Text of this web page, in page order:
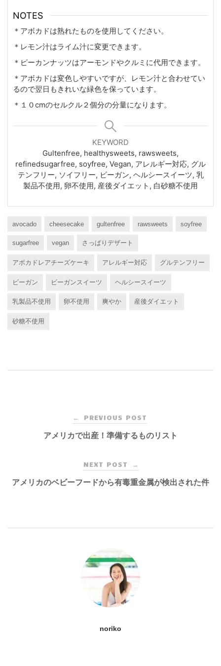
NOTES
＊アボカドは熟れたものを使用してください。
＊レモン汁はライム汁に変更できます。
＊ピーカンナッツはアーモンドやクルミに代用できます。
＊アボカドは変色しやすいですが、レモン汁と合わせてい
るので翌日もきれいな緑色を保っています。
＊１０cmのセルクル２個分の分量になります。
KEYWORD
Gultenfree, healthysweets, rawsweets,
refinedsugarfree, soyfree, Vegan, アレルギー対応, グル
テンフリー, ソイフリー, ビーガン, ヘルシースイーツ, 乳
製品不使用, 卵不使用, 産後ダイエット, 白砂糖不使用
avocado cheesecake gultenfree rawsweets soyfree
sugarfree vegan さっぱりデザート
アボカドレアチーズケーキ アレルギー対応 グルテンフリー
ビーガン ビーガンスイーツ ヘルシースイーツ
乳製品不使用 卵不使用 爽やか 産後ダイエット
砂糖不使用
navigation
← PREVIOUS POST
アメリカで出産！準備するものリスト
NEXT POST →
アメリカのベビーフードから有毒重金属が検出された件
noriko